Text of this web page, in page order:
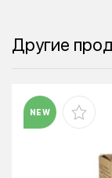
Другие
NEW